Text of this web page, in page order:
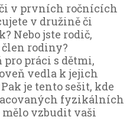
v prvních ročnících
v družině či
Nebo jste rodič,
rodiny?
práci s dětmi,
vedla k jejich
je tento sešit, kde
fyzikálních
mělo vzbudit vaši